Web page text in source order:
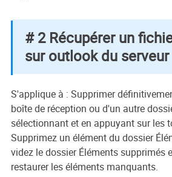
# 2 Récupérer un
sur outlook du serveur
S'applique à : Supprimer
boîte de réception ou d'un autre
sélectionnant et en appuyant sur les
Supprimez un élément du dossier
videz le dossier Éléments supprimés
restaurer les éléments manquants.